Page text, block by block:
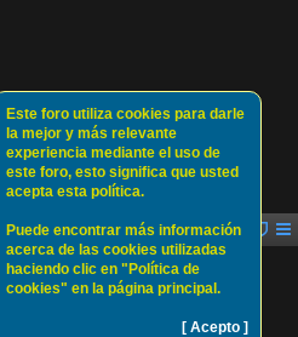
Este foro utiliza cookies para darle
la mejor y más relevante
experiencia mediante el uso de
este foro, esto significa que usted
acepta esta política.
Puede encontrar más información
acerca de las cookies utilizadas
haciendo clic en "Política de
cookies" en la página principal.
[ Acepto ]
Sobre nosotros
de Cookies
® Forum Software © phpBB Limited
byArty
SERVER HOSTING.
por
1)
Escuchar Radio (Opción 2)